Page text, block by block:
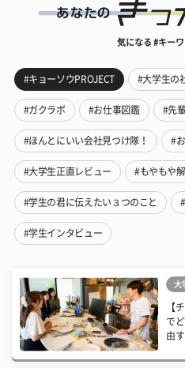
気になる #キー
#キョーソウPROJECT #大学生の
#ガクラボ #お仕事図鑑 #先
#ほんとにいい会社見つけ隊！ #
#大学生正直レビュー #もやもや
#学生の君に伝えたい３つのこと
#学生インタビュー
大
【
で
由す